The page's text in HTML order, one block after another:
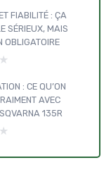
FIABILITÉ : ÇA
SÉRIEUX, MAIS
OBLIGATOIRE
: CE QU’ON
AVEC
135R